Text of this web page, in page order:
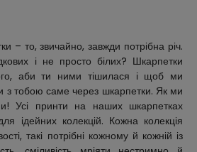
– то, звичайно, завжди потрібна річ.
і не просто білих? Шкарпетки
аби ти ними тішилася і щоб ми
з тобою саме через шкарпетки. Як ми
Усі принти на наших шкарпетках
ідейних колекцій. Кожна колекція
такі потрібні кожному й кожній із